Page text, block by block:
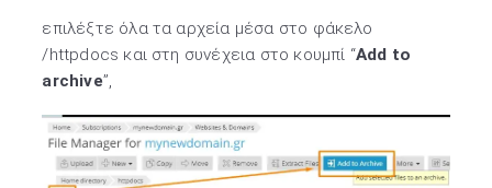
επιλέξτε όλα τα αρχεία μέσα στο φάκελο
/httpdocs και στη συνέχεια στο κουμπί “Add to
archive”,